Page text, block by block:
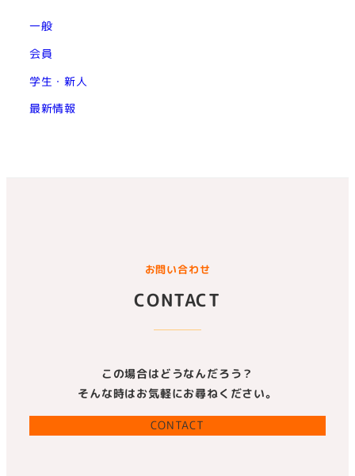
一般
会員
学生・新人
最新情報
お問い合わせ
CONTACT
この場合はどうなんだろう？
そんな時はお気軽にお尋ねください。
CONTACT